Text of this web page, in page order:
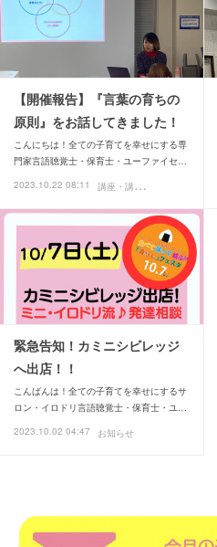
【開催報告】『言葉の育ちの
原則』をお話してきました！
こんにちは！全ての子育てを幸せにする専
門家言語聴覚士・保育士・ユーファイセ…
2023.10.22 08:11
講
座・講演・イベント
緊急告知！カミニシビレッジ
へ出店！！
こんばんは！全ての子育てを幸せにするサ
ロン・イロドリ言語聴覚士・保育士・ユ…
2023.10.02 04:47
お知らせ